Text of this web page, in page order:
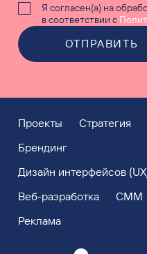
Я согласен(а) на
в соответствии с
ОТПРАВИТЬ
Проекты
Стратегия
Брендинг
Дизайн интерфейсов
Веб-разработка
СММ
Реклама